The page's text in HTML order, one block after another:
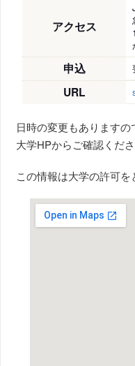
アクセス
申込
URL
日時の変更もあります
大学HPからご確認くださ
この情報は大学の許可を